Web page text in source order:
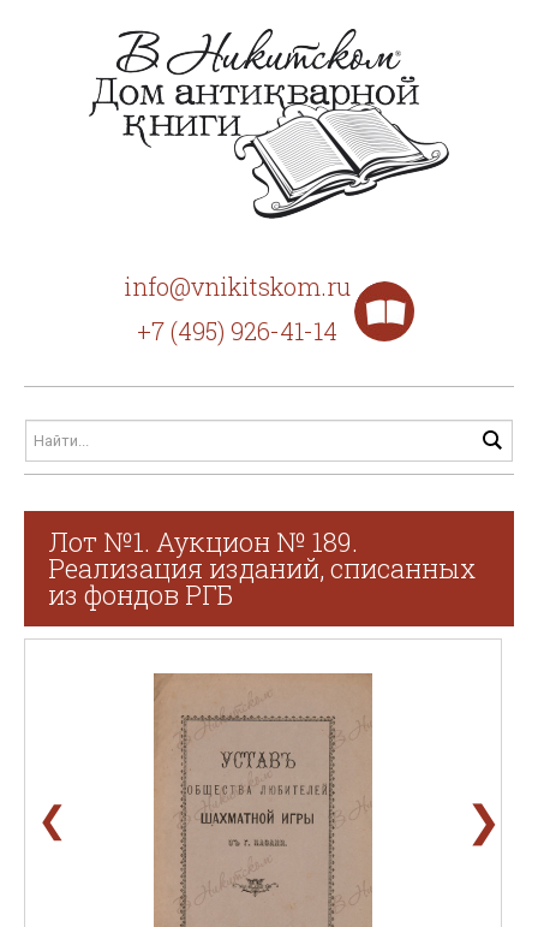
info@vnikitskom.ru
+7 (495) 926-41-14
Лот №1. Аукцион № 189.
Реализация изданий, списанных
из фондов РГБ
❮ ❯